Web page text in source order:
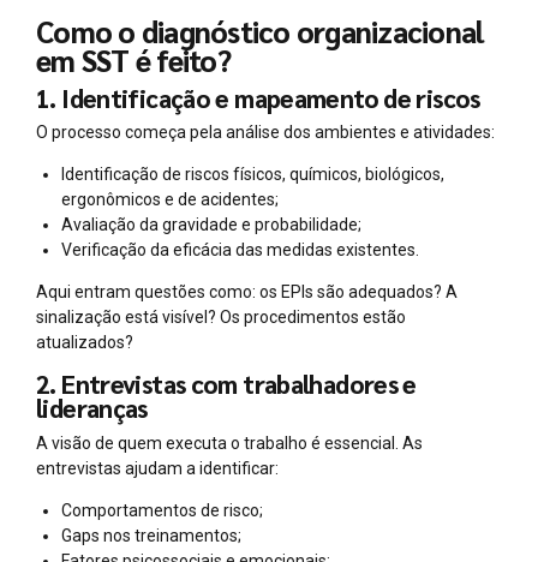
Como o diagnóstico organizacional
em SST é feito?
1. Identificação e mapeamento de riscos
O processo começa pela análise dos ambientes e atividades:
Identificação de riscos físicos, químicos, biológicos,
ergonômicos e de acidentes;
Avaliação da gravidade e probabilidade;
Verificação da eficácia das medidas existentes.
Aqui entram questões como: os EPIs são adequados? A
sinalização está visível? Os procedimentos estão
atualizados?
2. Entrevistas com trabalhadores e
lideranças
A visão de quem executa o trabalho é essencial. As
entrevistas ajudam a identificar:
Comportamentos de risco;
Gaps nos treinamentos;